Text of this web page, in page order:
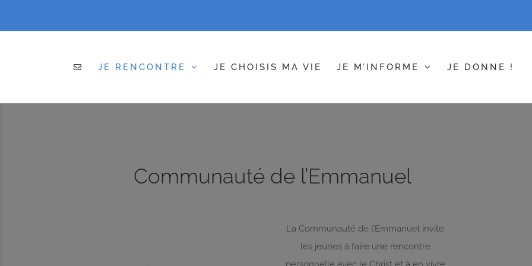
JE RENCONTRE JE CHOISIS MA VIE JE M’INFORME JE DONNE !
Communauté de l’Emmanuel
La Communauté de l’Emmanuel invite
les jeunes à faire une rencontre